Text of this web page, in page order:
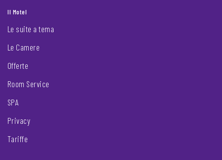
Il Motel
Le suite a tema
Le Camere
Offerte
Room Service
SPA
Privacy
Tariffe